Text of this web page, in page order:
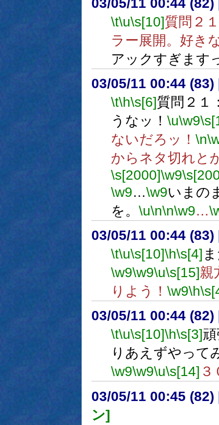
03/05/11 00:44 (82)
\t\u\s[10]質問２
ラー展開。好き
アックすぎます
03/05/11 00:44 (83)
\t\h\s[6]質問２１
うなッ！ \u\w9
ないだろッ！ \n
からネタ切れと
\s[2000]\w9
\w9…\w9いまの
を。 \u\n\n\w9…
03/05/11 00:44 (83)
\t\u\s[10]\h\s[4]
\w9\w9\u\s[15]親
りよう！ \w9\h
03/05/11 00:44 (82)
\t\u\s[10]\h\s[3]
りあえずやっ
\w9\w9\u\s[14]
03/05/11 00:45 (82)
ン]